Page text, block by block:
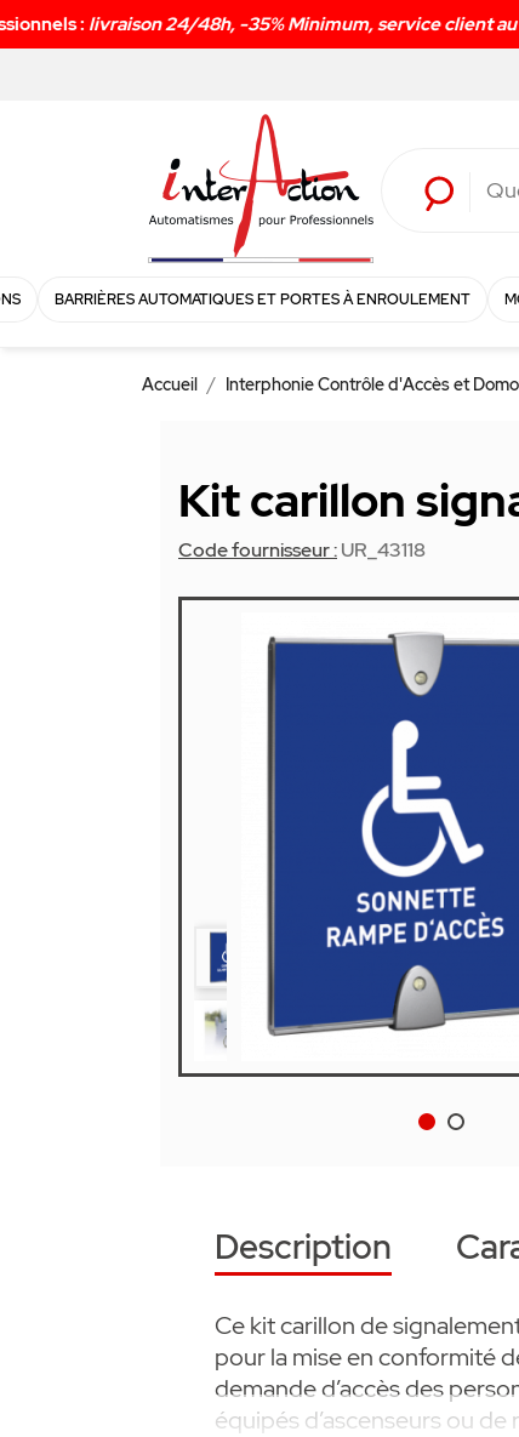
BARRIÈRES AUTOMATIQUES ET PORTES À ENROULEMENT
Accueil Interphonie Contrôle d'Accès et
Kit carillon
Code fournisseur :UR_43118
Description
Ce kit carillon de
pour la mise en conformité
demande d’accès des
équipés d’ascenseurs ou de